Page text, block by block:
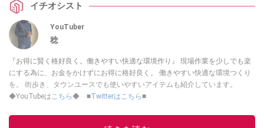
イチオシスト
YouTuber
稔
『お得に賢く格好良く。働きやすい快適な環境作り』 現場作業を少しでも楽
にする為に、お金をかけずにお得に格好良く。 働きやすい快適な環境つくり
を。 街歩き、タウンユースでも使いやすいアイテムも紹介しています。
◆YouTubeはこちら◆ ■Twitterはこちら■
このイチオシストの他の記事を読む